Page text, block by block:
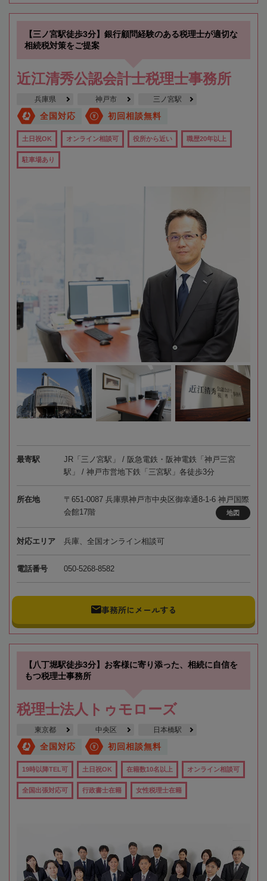
【三ノ宮駅徒歩3分】銀行顧問経験のある税理士が適切な
相続税対策をご提案
近江清秀公認会計士税理士事務所
兵庫県 神戸市 三ノ宮駅
全国対応 初回相談無料
土日祝OK オンライン相談可 役所から近い 職歴20年以上
駐車場あり
最寄駅
JR「三ノ宮駅」 / 阪急電鉄・阪神電鉄「神戸三宮
駅」 / 神戸市営地下鉄「三宮駅」各徒歩3分
所在地
〒651-0087 兵庫県神戸市中央区御幸通8-1-6 神戸国際
会館17階
地図
対応エリア 兵庫、全国オンライン相談可
電話番号 050-5268-8582
事務所にメールする
【八丁堀駅徒歩3分】お客様に寄り添った、相続に自信を
もつ税理士事務所
税理士法人トゥモローズ
東京都 中央区 日本橋駅
全国対応 初回相談無料
19時以降TEL可 土日祝OK 在籍数10名以上 オンライン相談可
全国出張対応可 行政書士在籍 女性税理士在籍